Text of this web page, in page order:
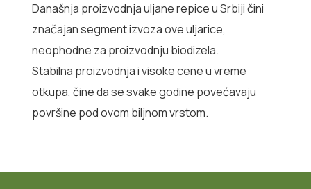
Današnja proizvodnja uljane repice u Srbiji čini
značajan segment izvoza ove uljarice,
neophodne za proizvodnju biodizela.
Stabilna proizvodnja i visoke cene u vreme
otkupa, čine da se svake godine povećavaju
površine pod ovom biljnom vrstom.